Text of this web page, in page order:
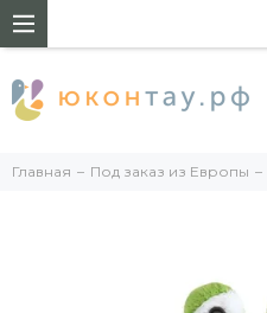
Главная Под заказ из Европы